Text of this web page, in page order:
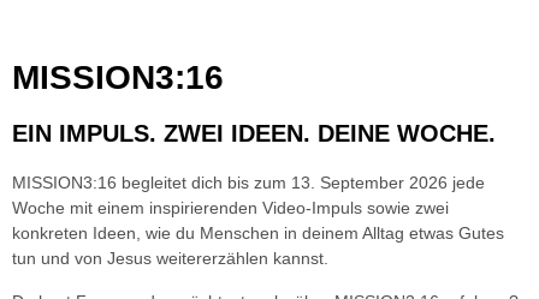
MISSION3:16
EIN IMPULS. ZWEI IDEEN. DEINE WOCHE.
MISSION3:16 begleitet dich bis zum 13. September 2026 jede
Woche mit einem inspirierenden Video-Impuls sowie zwei
konkreten Ideen, wie du Menschen in deinem Alltag etwas Gutes
tun und von Jesus weitererzählen kannst.